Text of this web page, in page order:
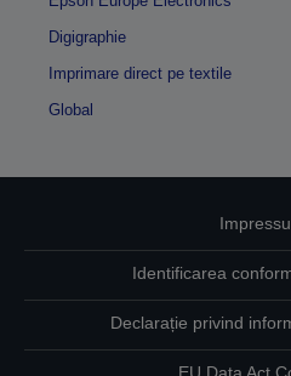
Digigraphie
Imprimare direct pe textile
Global
Identificarea
Declarație privind